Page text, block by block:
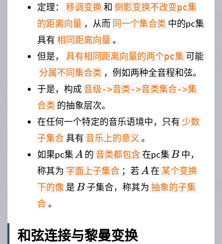
定理： 移调变换 和 倒影变换不改变pc集
的距离向量 ，从而 同一个集合类 中的pc集
具有 相同距离向量 。
但是，
具有相同距离向量的两个pc集 可能
分属不同集合类 ，例如两种全音程和弦。
于是，构成 音级->音类->音类集合->集
合类 的抽象层次。
在任何一个特定的音乐语境中，只有 少数
子集合 具有 音乐上的意义 。
如果pc集 A
A 的 音类都包含在pc集 B
B 中，
称其为 字面上子集合 ；若 A
A在 某个变换
下的像 是 B
B 子集合，称其为 抽象的子集
合。
和弦连接与黎曼变换